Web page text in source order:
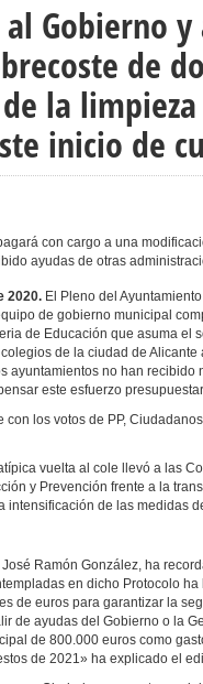
Gobierno
de
la
inicio de
con cargo a una
ayudas de otras
2020. El Pleno del
de gobierno municipal
de Educación que asuma el
de la ciudad de
ayuntamientos no han
este esfuerzo
los votos de PP,
vuelta al cole llevó a las
y Prevención frente a la
intensificación de las medidas
Ramón González, ha
en dicho Protocolo
de euros para garantizar la
de ayudas del Gobierno o la
de 800.000 euros como
de 2021» ha explicado el